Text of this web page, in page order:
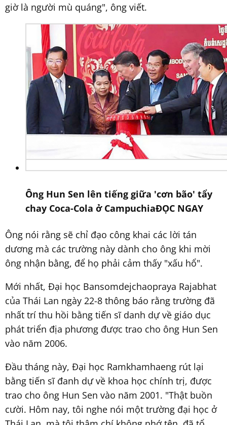
giờ là người mù quáng", ông viết.
Ông Hun Sen lên tiếng giữa 'cơn bão' tẩy
chay Coca-Cola ở CampuchiaĐỌC NGAY
Ông nói rằng sẽ chỉ đạo công khai các lời tán
dương mà các trường này dành cho ông khi mời
ông nhận bằng, để họ phải cảm thấy "xấu hổ".
Mới nhất, Đại học Bansomdejchaopraya Rajabhat
của Thái Lan ngày 22-8 thông báo rằng trường đã
nhất trí thu hồi bằng tiến sĩ danh dự về giáo dục
phát triển địa phương được trao cho ông Hun Sen
vào năm 2006.
Đầu tháng này, Đại học Ramkhamhaeng rút lại
bằng tiến sĩ đanh dự về khoa học chính trị, được
trao cho ông Hun Sen vào năm 2001. "Thật buồn
cười. Hôm nay, tôi nghe nói một trường đại học ở